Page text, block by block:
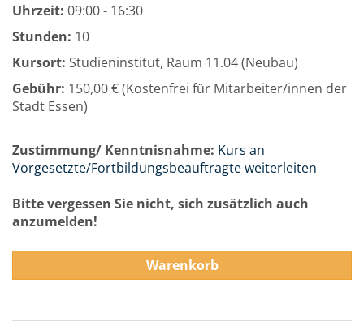
Uhrzeit: 09:00 - 16:30
Stunden: 10
Kursort: Studieninstitut, Raum 11.04 (Neubau)
Gebühr: 150,00 € (Kostenfrei für Mitarbeiter/innen der
Stadt Essen)
Zustimmung/ Kenntnisnahme: Kurs an
Vorgesetzte/Fortbildungsbeauftragte weiterleiten
Bitte vergessen Sie nicht, sich zusätzlich auch
anzumelden!
Warenkorb